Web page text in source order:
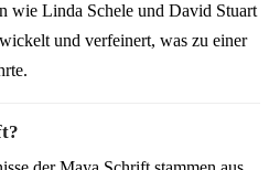
wie Linda Schele und David Stuart
und verfeinert, was zu einer